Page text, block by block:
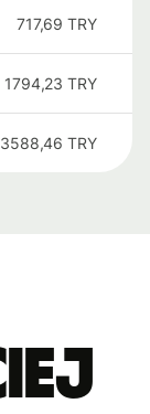
717,69 TRY
1794,23 TRY
3588,46 TRY